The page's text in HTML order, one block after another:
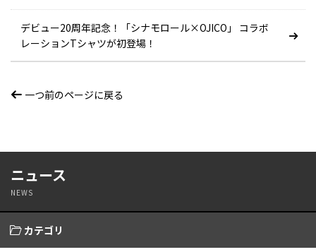
デビュー20周年記念！「シナモロール×OJICO」 コラボ
レーションTシャツが初登場！
一つ前のページに戻る
ニュース
NEWS
カテゴリ